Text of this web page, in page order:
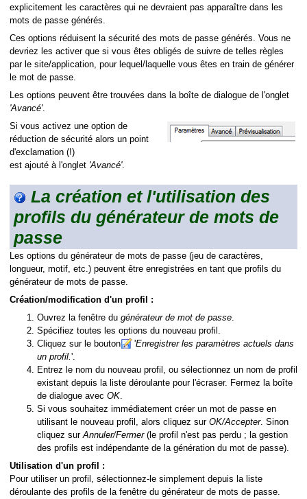
explicitement les caractères qui ne devraient pas apparaître dans les
mots de passe générés.
Ces options réduisent la sécurité des mots de passe générés. Vous ne
devriez les activer que si vous êtes obligés de suivre de telles règles
par le site/application, pour lequel/laquelle vous êtes en train de générer
le mot de passe.
Les options peuvent être trouvées dans la boîte de dialogue de l'onglet
'Avancé'.
Si vous activez une option de
réduction de sécurité alors un point
d'exclamation (!)
est ajouté à l'onglet 'Avancé'.
La création et l'utilisation des
profils du générateur de mots de
passe
Les options du générateur de mots de passe (jeu de caractères,
longueur, motif, etc.) peuvent être enregistrées en tant que profils du
générateur de mots de passe.
Création/modification d'un profil :
Ouvrez la fenêtre du générateur de mot de passe.
Spécifiez toutes les options du nouveau profil.
Cliquez sur le bouton
'Enregistrer les paramètres actuels dans
un profil.'.
Entrez le nom du nouveau profil, ou sélectionnez un nom de profil
existant depuis la liste déroulante pour l'écraser. Fermez la boîte
de dialogue avec OK.
Si vous souhaitez immédiatement créer un mot de passe en
utilisant le nouveau profil, alors cliquez sur OK/Accepter. Sinon
cliquez surAnnuler/Fermer(le profil n'est pas perdu ; la gestion
des profils est indépendante de la génération du mot de passe).
Utilisation d'un profil :
Pour utiliser un profil, sélectionnez-le simplement depuis la liste
déroulante des profils de la fenêtre du générateur de mots de passe.